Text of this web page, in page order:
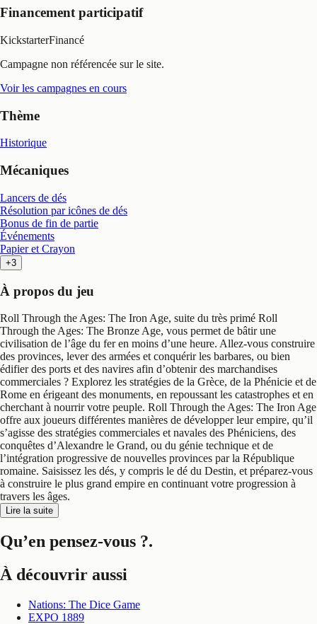
Financement participatif
KickstarterFinancé
Campagne non référencée sur le site.
Voir les campagnes en cours
Thème
Historique
Mécaniques
Lancers de dés
Résolution par icônes de dés
Bonus de fin de partie
Événements
Papier et Crayon
+3
À propos du jeu
Roll Through the Ages: The Iron Age, suite du très primé Roll
Through the Ages: The Bronze Age, vous permet de bâtir une
civilisation de l’âge du fer en moins d’une heure. Allez-vous construire
des provinces, lever des armées et conquérir les barbares, ou bien
édifier des ports et des navires afin d’obtenir des marchandises
commerciales ? Explorez les stratégies de la Grèce, de la Phénicie et de
Rome en érigeant des monuments, en repoussant les catastrophes et en
cherchant à nourrir votre peuple. Roll Through the Ages: The Iron Age
offre aux joueurs différentes manières de développer leur empire, qu’il
s’agisse des stratégies commerciales et navales des Phéniciens, des
conquêtes d’Alexandre le Grand, ou du génie technique et de
l’intégration progressive de nouvelles provinces par la République
romaine. Saisissez les dés, y compris le dé du Destin, et préparez-vous
à construire le plus grand empire en continuant votre progression à
travers les âges.
Lire la suite
Qu’en pensez-vous ?.
À découvrir aussi
Nations: The Dice Game
EXPO 1889